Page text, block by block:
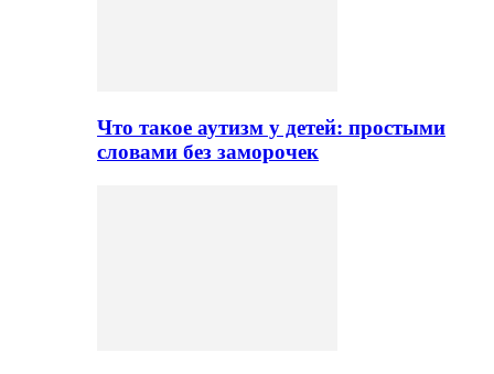
Что такое аутизм у детей: простыми
словами без заморочек